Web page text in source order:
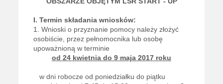
I. Termin składania wniosków:
1. Wnioski o przyznanie pomocy należy złożyć
osobiście, przez pełnomocnika lub osobę
upoważnioną w terminie
od 24 kwietnia do 9 maja 2017 roku
w dni robocze od poniedziałku do piątku